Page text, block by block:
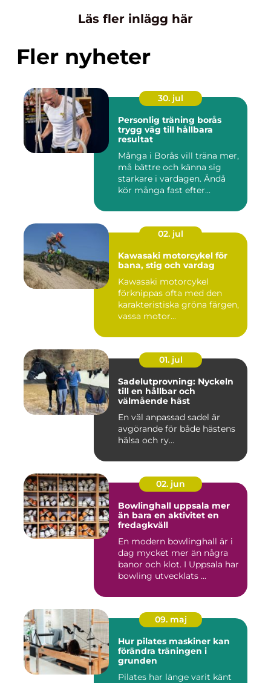
Läs fler inlägg här
Fler nyheter
30. jul
Personlig träning borås
trygg väg till hållbara
resultat
Många i Borås vill träna mer,
må bättre och känna sig
starkare i vardagen. Ändå
kör många fast efter...
02. jul
Kawasaki motorcykel för
bana, stig och vardag
Kawasaki motorcykel
förknippas ofta med den
karakteristiska gröna färgen,
vassa motor...
01. jul
Sadelutprovning: Nyckeln
till en hållbar och
välmående häst
En väl anpassad sadel är
avgörande för både hästens
hälsa och ry...
02. jun
Bowlinghall uppsala mer
än bara en aktivitet en
fredagkväll
En modern bowlinghall är i
dag mycket mer än några
banor och klot. I Uppsala har
bowling utvecklats ...
09. maj
Hur pilates maskiner kan
förändra träningen i
grunden
Pilates har länge varit känt